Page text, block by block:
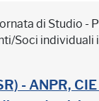
di Studio -
Soci individuali
- ANPR,